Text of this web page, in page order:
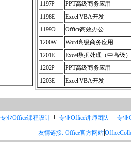
1197P
PPT高级商务应用
1198E
Excel VBA开发
1199O
Office高效办公
1200W
Word高级商务应用
1201E
Excel数据处理（中高级）
1202P
PPT高级商务应用
1203E
Excel VBA开发
专业Office课程设计+ 专业Office讲师团队 +专业
友情链接: Office官方网站|